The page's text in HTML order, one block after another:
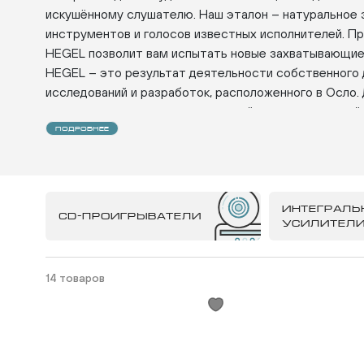
искушённому слушателю. Наш эталон – натуральное
инструментов и голосов известных исполнителей.
HEGEL позволит вам испытать новые
HEGEL – это результат деятельности
исследований и разработок, расположенного в
определяется результатами новейших исследований
звука. Эти исследования позволили раскрыть
Технология SoundEngine позволяет аппаратам
динамику исходного звукового сигнала. Технология
это происходит в других музыкальных системах.
ПОДРОБНЕЕ
CD-ПРОИГРЫВАТЕЛИ
УСИЛИТЕЛИ
14 товаров